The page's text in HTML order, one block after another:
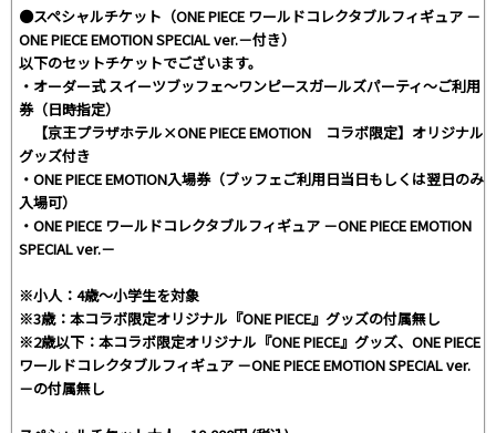
●スペシャルチケット（ONE PIECE ワールドコレクタブルフィギュア －
ONE PIECE EMOTION SPECIAL ver.－付き）
以下のセットチケットでございます。
・オーダー式 スイーツブッフェ～ワンピースガールズパーティ～ご利用
券（日時指定）
【京王プラザホテル×ONE PIECE EMOTION コラボ限定】オリジナル
グッズ付き
・ONE PIECE EMOTION入場券（ブッフェご利用日当日もしくは翌日のみ
入場可）
・ONE PIECE ワールドコレクタブルフィギュア －ONE PIECE EMOTION
SPECIAL ver.－
※小人：4歳～小学生を対象
※3歳：本コラボ限定オリジナル『ONE PIECE』グッズの付属無し
※2歳以下：本コラボ限定オリジナル『ONE PIECE』グッズ、ONE PIECE
ワールドコレクタブルフィギュア －ONE PIECE EMOTION SPECIAL ver.
－の付属無し